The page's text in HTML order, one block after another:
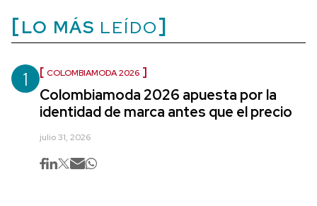
LO MÁS LEÍDO
1 COLOMBIAMODA 2026
Colombiamoda 2026 apuesta por la
identidad de marca antes que el precio
julio 31, 2026